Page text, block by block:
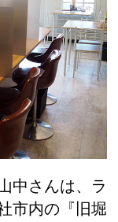
中さんは、ラ
市内の『旧堀